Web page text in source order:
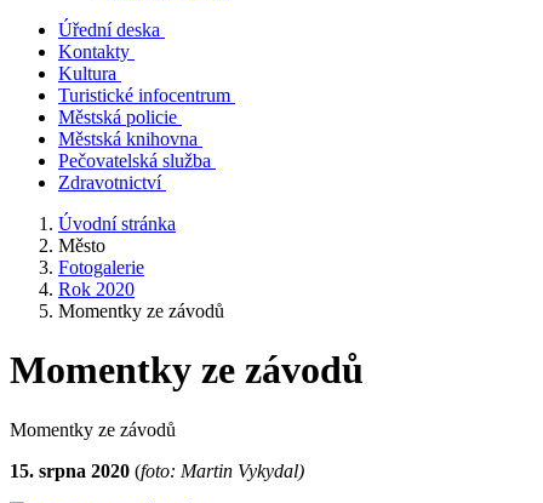
Úřední deska
Kontakty
Kultura
Turistické infocentrum
Městská policie
Městská knihovna
Pečovatelská služba
Zdravotnictví
Úvodní stránka
Město
Fotogalerie
Rok 2020
Momentky ze závodů
Momentky ze závodů
Momentky ze závodů
15. srpna 2020 (foto: Martin Vykydal)